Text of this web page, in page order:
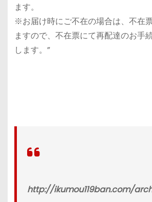
ます。
※お届け時にご不在の場合は、不在
ますので、不在票にて再配達のお手
します。”
http://ikumou119ban.com/